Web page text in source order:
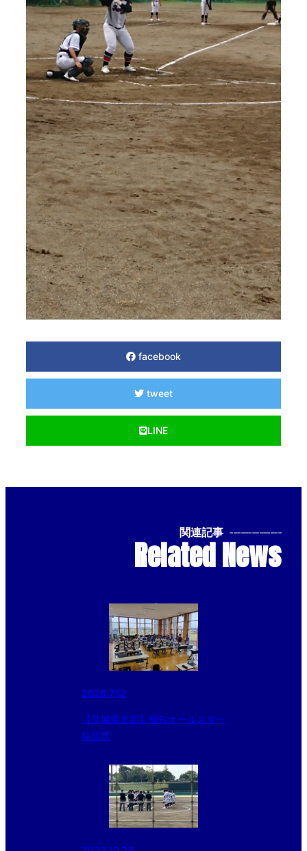
facebook
tweet
LINE
関連記事 --------------
Related News
2026.7.12
【茨城県支部】報知オールスター
結団式